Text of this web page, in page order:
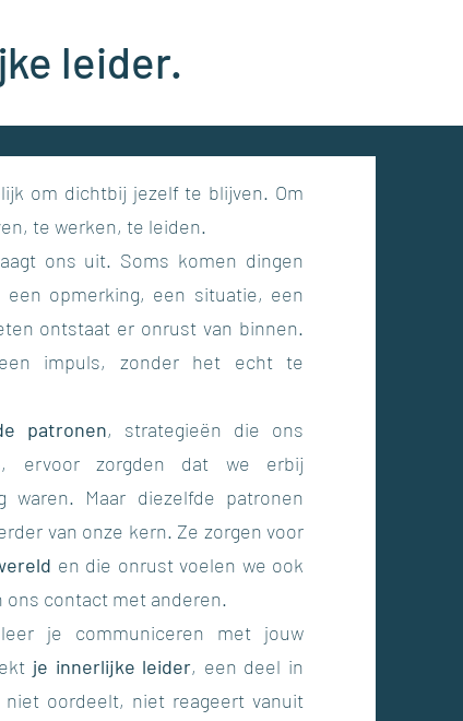
leider.
om dichtbij jezelf te blijven. Om
te werken, te leiden.
ons uit. Soms komen dingen
opmerking, een situatie, een
ontstaat er onrust van binnen.
impuls, zonder het echt te
patronen, strategieën die ons
ervoor zorgden dat we erbij
waren. Maar diezelfde patronen
van onze kern. Ze zorgen voor
en die onrust voelen we ook
ons contact met anderen.
je communiceren met jouw
je innerlijke leider, een deel in
oordeelt, niet reageert vanuit